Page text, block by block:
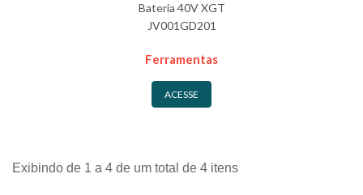
Bateria 40V XGT
JV001GD201
Ferramentas
ACESSE
Exibindo de 1 a 4 de um total de 4 itens